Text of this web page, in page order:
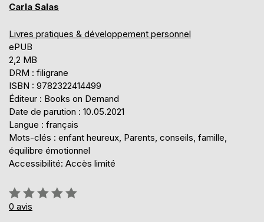
Carla Salas
Livres pratiques & développement personnel
ePUB
2,2 MB
DRM : filigrane
ISBN : 9782322414499
Éditeur : Books on Demand
Date de parution : 10.05.2021
Langue : français
Mots-clés : enfant heureux, Parents, conseils, famille,
équilibre émotionnel
Accessibilité: Accès limité
Évaluation:
0%
0 avis